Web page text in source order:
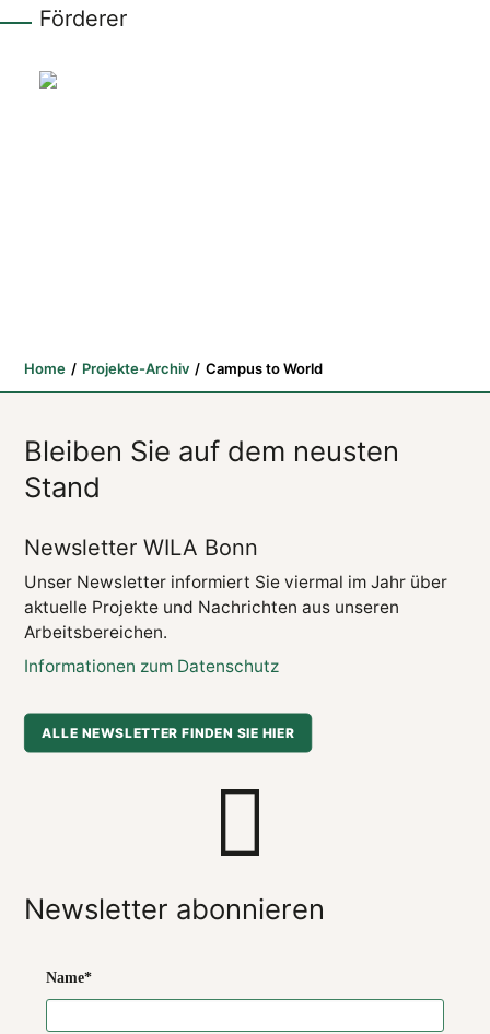
Förderer
Home Projekte-Archiv Campus to World
Bleiben Sie auf dem neusten
Stand
Newsletter WILA Bonn
Unser Newsletter informiert Sie viermal im Jahr über
aktuelle Projekte und Nachrichten aus unseren
Arbeitsbereichen.
Informationen zum Datenschutz
ALLE NEWSLETTER FINDEN SIE HIER
Newsletter abonnieren
Name*